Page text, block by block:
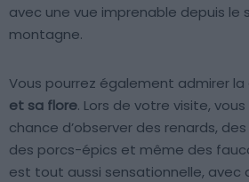
avec une vue imprenable depuis le
montagne.
Vous pourrez également admirer la
et sa flore. Lors de votre visite,
chance d’observer des renards,
des porcs-épics et même des
est tout aussi sensationnelle, avec